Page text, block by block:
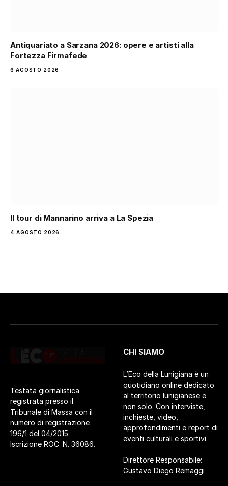
Antiquariato a Sarzana 2026: opere e artisti alla
Fortezza Firmafede
6 AGOSTO 2026
Il tour di Mannarino arriva a La Spezia
4 AGOSTO 2026
Testata giornalistica
registrata presso il
Tribunale di Massa con il
numero di registrazione
196/1 del 04/2015.
Iscrizione ROC. N. 36086.
CHI SIAMO
L’Eco della Lunigiana è un
quotidiano online dedicato
al territorio lunigianese e
non solo. Con interviste,
inchieste, video,
approfondimenti e report di
eventi culturali e sportivi.
Direttore Responsabile:
Gustavo Diego Remaggi